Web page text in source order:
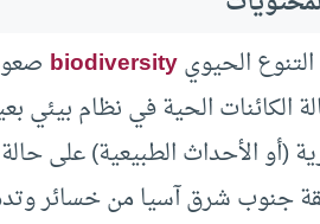
الحيوي
الكائنات الحية في نظام بيئي
(أو الأحداث الطبيعية) على
جنوب شرق آسيا من خسائر